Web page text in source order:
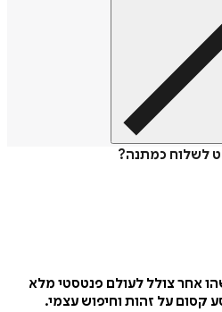
לשלוח כמתנה?
אחר צולל לעולם פנטסטי מלא
קסום על זהות וחיפוש עצמי.